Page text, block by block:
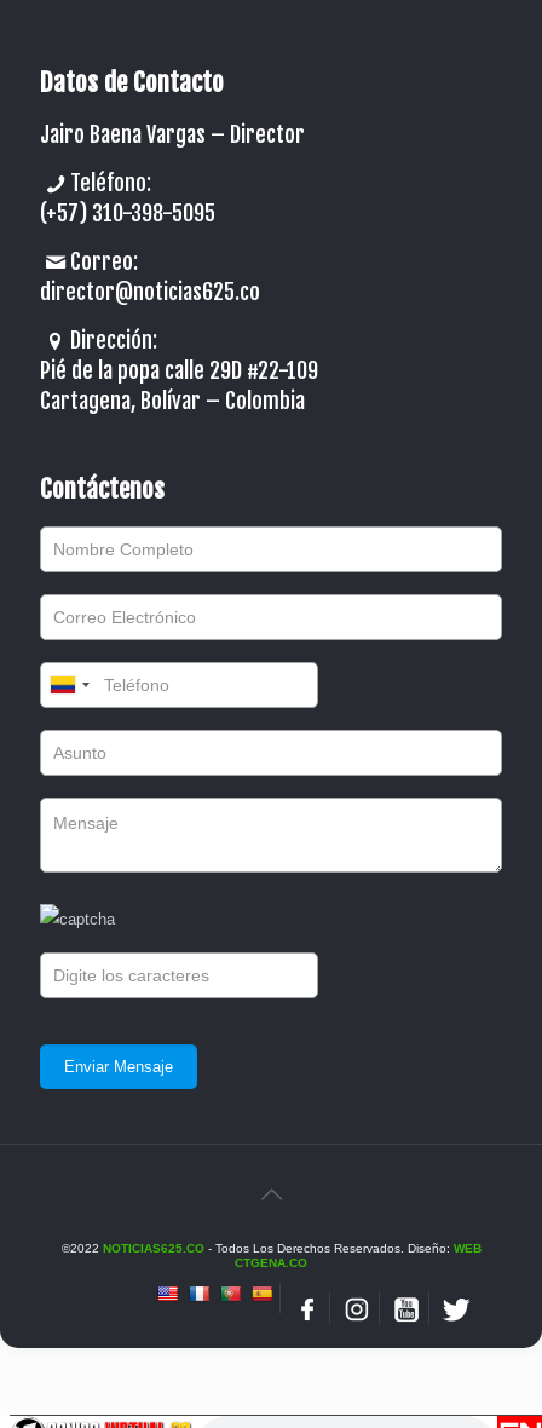
Datos de Contacto
Jairo Baena Vargas – Director
Teléfono:
(+57) 310-398-5095
Correo:
director@noticias625.co
Dirección:
Pié de la popa calle 29D #22-109
Cartagena, Bolívar – Colombia
Contáctenos
©2022 NOTICIAS625.CO- Todos Los Derechos Reservados. Diseño: WEB
CTGENA.CO